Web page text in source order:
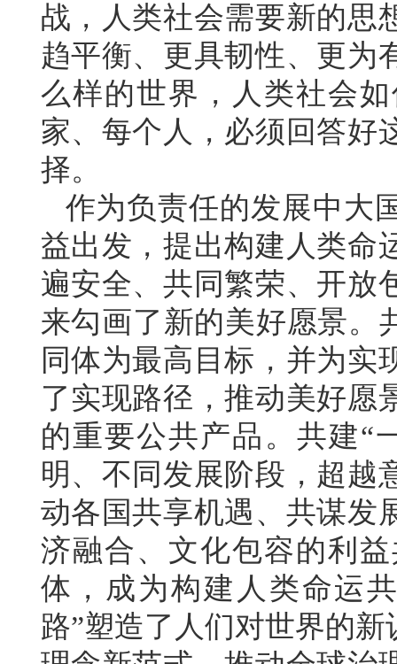
战，人类社会需要新的思
趋平衡、更具韧性、更为
么样的世界，人类社会
家、每个人，必须回答好
择。
作为负责任的发展中大
益出发，提出构建人类命
遍安全、共同繁荣、开放
来勾画了新的美好愿景。
同体为最高目标，并为实
了实现路径，推动美好愿
的重要公共产品。共建“
明、不同发展阶段，超越
动各国共享机遇、共谋发
济融合、文化包容的利
体，成为构建人类命运
路”塑造了人们对世界的